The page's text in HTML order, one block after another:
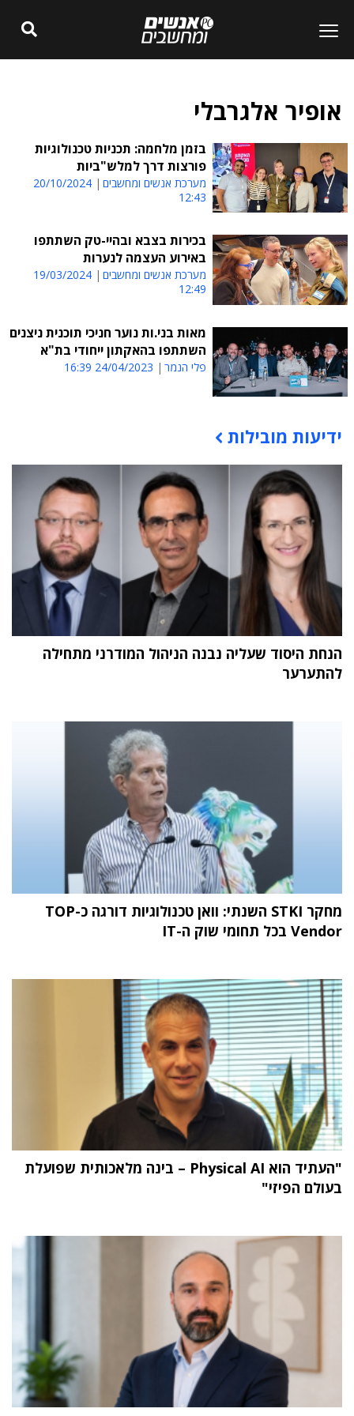
אופיר אלגרבלי
בזמן מלחמה: תכניות טכנולוגיות
פורצות דרך למלש"ביות
מערכת אנשים ומחשבים
20/10/2024
12:43
בכירות בצבא ובהיי-טק השתתפו
באירוע העצמה לנערות
מערכת אנשים ומחשבים
19/03/2024
12:49
מאות בני.ות נוער חניכי תוכנית ניצנים
השתתפו בהאקתון ייחודי בת"א
פלי הנמר 24/04/2023 16:39
תוכן פרסומי
ידיעות מובילות
הנחת היסוד שעליה נבנה הניהול המודרני מתחילה
להתערער
מחקר STKI השנתי: וואן טכנולוגיות דורגה כ-TOP
Vendor בכל תחומי שוק ה-IT
"העתיד הוא Physical AI – בינה מלאכותית שפועלת
בעולם הפיזי"